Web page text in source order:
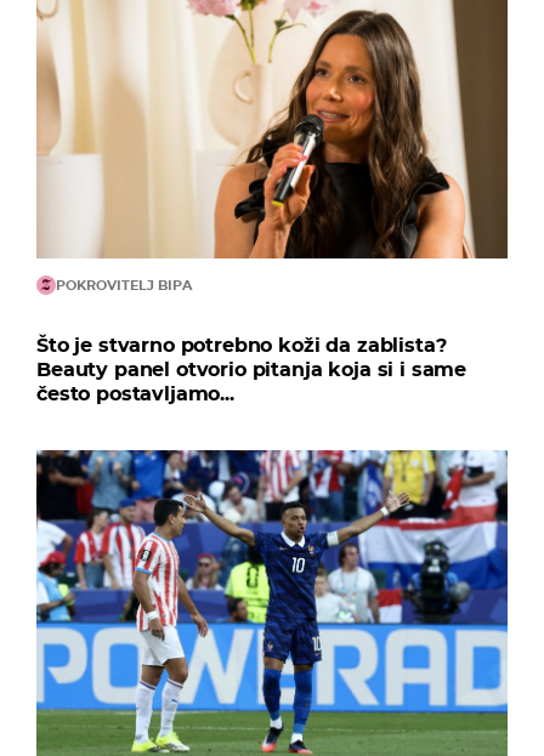
POKROVITELJ BIPA
Što je stvarno potrebno koži da zablista?
Beauty panel otvorio pitanja koja si i same
često postavljamo...